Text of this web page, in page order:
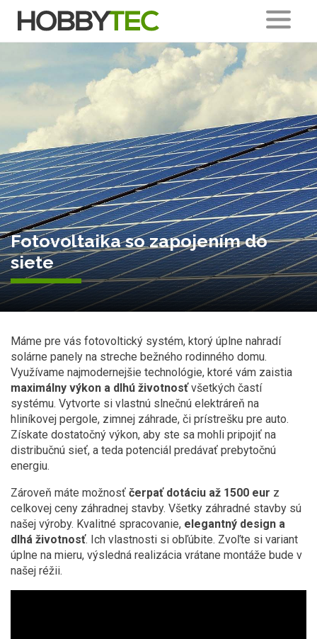
Fotovoltaika so zapojením do
siete
Máme pre vás fotovoltický systém, ktorý úplne nahradí
solárne panely na streche bežného rodinného domu.
Využívame najmodernejšie technológie, ktoré vám zaistia
maximálny výkon a dlhú životnosťvšetkých častí
systému. Vytvorte si vlastnú slnečnú elektráreň na
hliníkovej pergole, zimnej záhrade, či prístrešku pre auto.
Získate dostatočný výkon, aby ste sa mohli pripojiť na
distribučnú sieť, a teda potenciál predávať prebytočnú
energiu.
Zároveň máte možnosť čerpať dotáciu až 1500 eur z
celkovej ceny záhradnej stavby. Všetky záhradné stavby sú
našej výroby. Kvalitné spracovanie, elegantný design a
dlhá životnosť. Ich vlastnosti si obľúbite. Zvoľte si variant
úplne na mieru, výsledná realizácia vrátane montáže bude v
našej réžii.